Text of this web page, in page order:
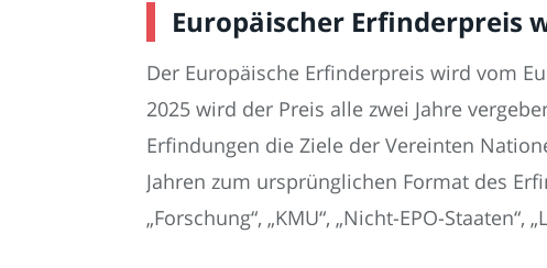
Europäischer Erfinderpreis
Der Europäische Erfinderpreis wird vom
2025 wird der Preis alle zwei Jahre
Erfindungen die Ziele der Vereinten
Jahren zum ursprünglichen Format des
„Forschung“, „KMU“, „Nicht-EPO-